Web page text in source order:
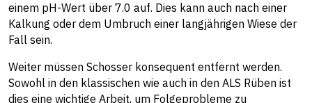
einem pH-Wert über 7.0 auf. Dies kann auch nach einer
Kalkung oder dem Umbruch einer langjährigen Wiese der
Fall sein.
Weiter müssen Schosser konsequent entfernt werden.
Sowohl in den klassischen wie auch in den ALS Rüben ist
dies eine wichtige Arbeit, um Folgeprobleme zu